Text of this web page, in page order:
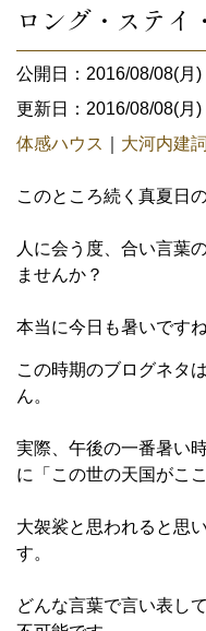
ロング・ステイ
公開日：2016/08/08(月)
更新日：2016/08/08(月)
体感ハウス
大河内建詞
このところ続く真夏日の
人に会う度、合い言葉
ませんか？
本当に今日も暑いですね
この時期のブログネタ
ん。
実際、午後の一番暑い
に「この世の天国がこ
大袈裟と思われると思
す。
どんな言葉で言い表し